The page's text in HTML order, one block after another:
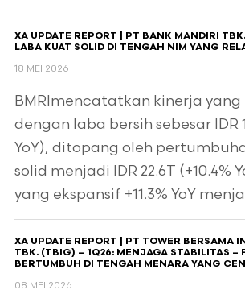
XA UPDATE REPORT | PT BANK MANDIRI
LABA KUAT SOLID DI TENGAH NIM YANG
18 MEI 2026
BMRImencatatkan kinerja yang
dengan laba bersih sebesar IDR
YoY), ditopang oleh
solid menjadi IDR 22.6T (+10.4%
yang ekspansif +11.3% YoY
XA UPDATE REPORT | PT TOWER BERSAMA
TBK. (TBIG) – 1Q26: MENJAGA STABILITAS –
BERTUMBUH DI TENGAH MENARA YANG
08 MEI 2026